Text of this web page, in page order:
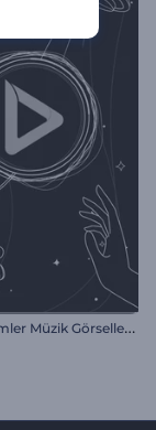
K
ozmik Çizimler Müzik Görselleştirici